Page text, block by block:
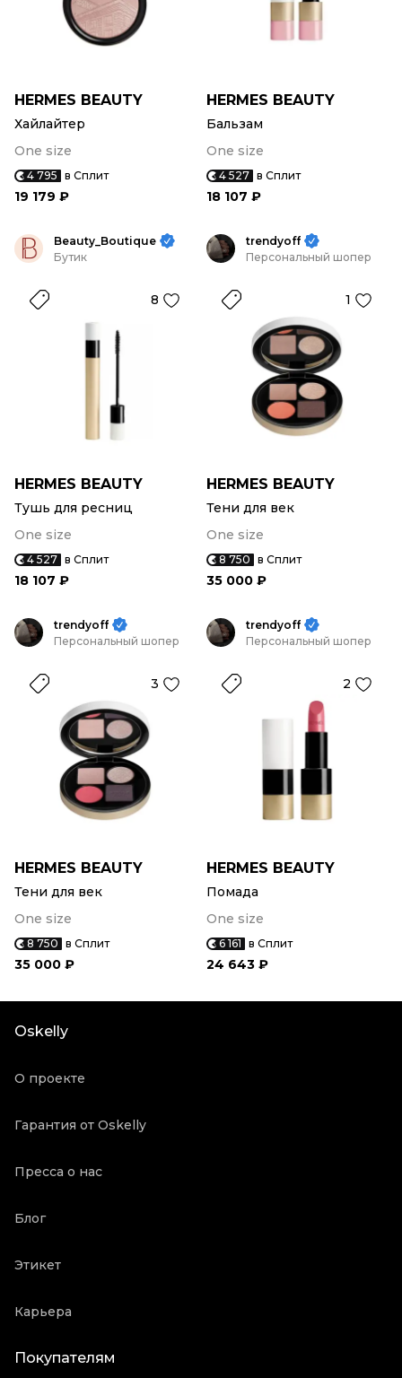
HERMES BEAUTY
Хайлайтер
One size
4 795 в Сплит
19 179 ₽
HERMES BEAUTY
Бальзам
One size
4 527 в Сплит
18 107 ₽
Beauty_Boutique
Бутик
8
HERMES BEAUTY
Тушь для ресниц
One size
4 527 в Сплит
18 107 ₽
trendyoff
Персональный шопер
1
HERMES BEAUTY
Тени для век
One size
8 750 в Сплит
35 000 ₽
trendyoff
Персональный шопер
3
HERMES BEAUTY
Тени для век
One size
8 750 в Сплит
35 000 ₽
trendyoff
Персональный шопер
2
HERMES BEAUTY
Помада
One size
6 161 в Сплит
24 643 ₽
Oskelly
О проекте
Гарантия от Oskelly
Пресса о нас
Блог
Этикет
Карьера
Покупателям